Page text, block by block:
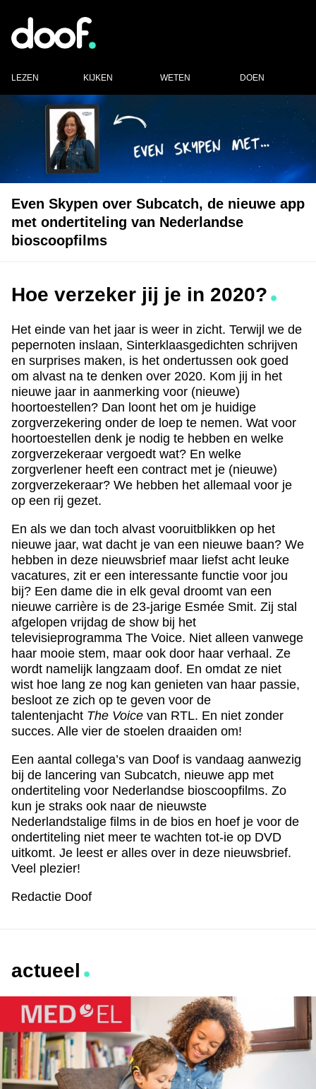
LEZEN KIJKEN WETEN DOEN
Even Skypen over Subcatch, de nieuwe app
met ondertiteling van Nederlandse
bioscoopfilms
Hoe verzeker jij je in 2020?
Het einde van het jaar is weer in zicht. Terwijl we de
pepernoten inslaan, Sinterklaasgedichten schrijven
en surprises maken, is het ondertussen ook goed
om alvast na te denken over 2020. Kom jij in het
nieuwe jaar in aanmerking voor (nieuwe)
hoortoestellen? Dan loont het om je huidige
zorgverzekering onder de loep te nemen. Wat voor
hoortoestellen denk je nodig te hebben en welke
zorgverzekeraar vergoedt wat? En welke
zorgverlener heeft een contract met je (nieuwe)
zorgverzekeraar? We hebben het allemaal voor je
op een rij gezet.
En als we dan toch alvast vooruitblikken op het
nieuwe jaar, wat dacht je van een nieuwe baan? We
hebben in deze nieuwsbrief maar liefst acht leuke
vacatures, zit er een interessante functie voor jou
bij? Een dame die in elk geval droomt van een
nieuwe carrière is de 23-jarige Esmée Smit. Zij stal
afgelopen vrijdag de show bij het
televisieprogramma The Voice. Niet alleen vanwege
haar mooie stem, maar ook door haar verhaal. Ze
wordt namelijk langzaam doof. En omdat ze niet
wist hoe lang ze nog kan genieten van haar passie,
besloot ze zich op te geven voor de
talentenjacht The Voice van RTL. En niet zonder
succes. Alle vier de stoelen draaiden om!
Een aantal collega’s van Doof is vandaag aanwezig
bij de lancering van Subcatch, nieuwe app met
ondertiteling voor Nederlandse bioscoopfilms. Zo
kun je straks ook naar de nieuwste
Nederlandstalige films in de bios en hoef je voor de
ondertiteling niet meer te wachten tot-ie op DVD
uitkomt. Je leest er alles over in deze nieuwsbrief.
Veel plezier!
Redactie Doof
actueel